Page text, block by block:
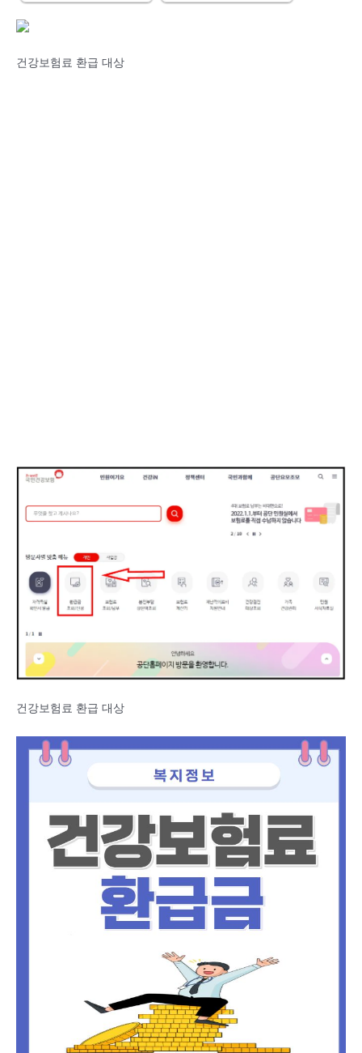
건강보험료 환급 대상
건강보험료 환급 대상